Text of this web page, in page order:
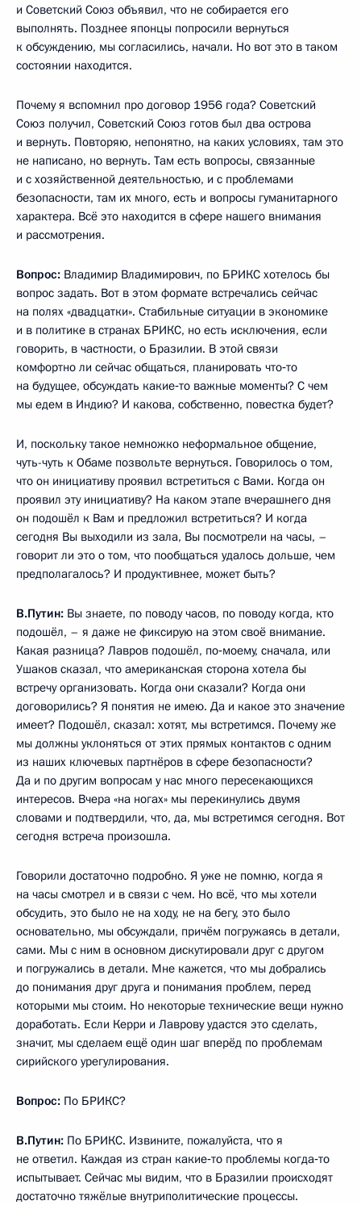
и Советский Союз объявил, что не собирается его
выполнять. Позднее японцы попросили вернуться
к обсуждению, мы согласились, начали. Но вот это в таком
состоянии находится.
Почему я вспомнил про договор 1956 года? Советский
Союз получил, Советский Союз готов был два острова
и вернуть. Повторяю, непонятно, на каких условиях, там это
не написано, но вернуть. Там есть вопросы, связанные
и с хозяйственной деятельностью, и с проблемами
безопасности, там их много, есть и вопросы гуманитарного
характера. Всё это находится в сфере нашего внимания
и рассмотрения.
Вопрос: Владимир Владимирович, по БРИКС хотелось бы
вопрос задать. Вот в этом формате встречались сейчас
на полях «двадцатки». Стабильные ситуации в экономике
и в политике в странах БРИКС, но есть исключения, если
говорить, в частности, о Бразилии. В этой связи
комфортно ли сейчас общаться, планировать что‑то
на будущее, обсуждать какие‑то важные моменты? С чем
мы едем в Индию? И какова, собственно, повестка будет?
И, поскольку такое немножко неформальное общение,
чуть-чуть к Обаме позвольте вернуться. Говорилось о том,
что он инициативу проявил встретиться с Вами. Когда он
проявил эту инициативу? На каком этапе вчерашнего дня
он подошёл к Вам и предложил встретиться? И когда
сегодня Вы выходили из зала, Вы посмотрели на часы, –
говорит ли это о том, что пообщаться удалось дольше, чем
предполагалось? И продуктивнее, может быть?
В.Путин: Вы знаете, по поводу часов, по поводу когда, кто
подошёл, – я даже не фиксирую на этом своё внимание.
Какая разница? Лавров подошёл, по‑моему, сначала, или
Ушаков сказал, что американская сторона хотела бы
встречу организовать. Когда они сказали? Когда они
договорились? Я понятия не имею. Да и какое это значение
имеет? Подошёл, сказал: хотят, мы встретимся. Почему же
мы должны уклоняться от этих прямых контактов с одним
из наших ключевых партнёров в сфере безопасности?
Да и по другим вопросам у нас много пересекающихся
интересов. Вчера «на ногах» мы перекинулись двумя
словами и подтвердили, что, да, мы встретимся сегодня. Вот
сегодня встреча произошла.
Говорили достаточно подробно. Я уже не помню, когда я
на часы смотрел и в связи с чем. Но всё, что мы хотели
обсудить, это было не на ходу, не на бегу, это было
основательно, мы обсуждали, причём погружаясь в детали,
сами. Мы с ним в основном дискутировали друг с другом
и погружались в детали. Мне кажется, что мы добрались
до понимания друг друга и понимания проблем, перед
которыми мы стоим. Но некоторые технические вещи нужно
доработать. Если Керри и Лаврову удастся это сделать,
значит, мы сделаем ещё один шаг вперёд по проблемам
сирийского урегулирования.
Вопрос: По БРИКС?
В.Путин: По БРИКС. Извините, пожалуйста, что я
не ответил. Каждая из стран какие‑то проблемы когда‑то
испытывает. Сейчас мы видим, что в Бразилии происходят
достаточно тяжёлые внутриполитические процессы.